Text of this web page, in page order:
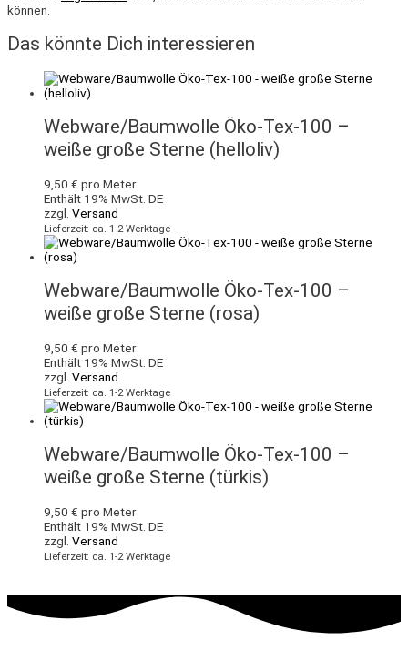
können.
Das könnte Dich interessieren
Webware/Baumwolle Öko-Tex-100 –
weiße große Sterne (helloliv)
9,50 € pro Meter
Enthält 19% MwSt. DE
zzgl. Versand
Lieferzeit: ca. 1-2 Werktage
Webware/Baumwolle Öko-Tex-100 –
weiße große Sterne (rosa)
9,50 € pro Meter
Enthält 19% MwSt. DE
zzgl. Versand
Lieferzeit: ca. 1-2 Werktage
Webware/Baumwolle Öko-Tex-100 –
weiße große Sterne (türkis)
9,50 € pro Meter
Enthält 19% MwSt. DE
zzgl. Versand
Lieferzeit: ca. 1-2 Werktage